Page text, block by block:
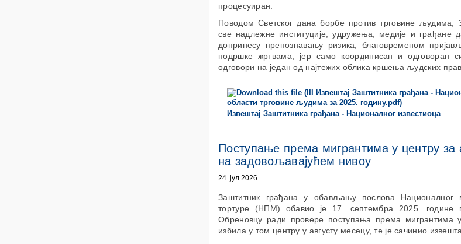
процесуиран.
Поводом Светског дана борбе против трговине људима,
све надлежне институције, удружења, медије и грађане
допринесу препознавању ризика, благовременом
подршке жртвама, јер само координисан и одговоран
одговори на један од најтежих облика кршења људских
Извештај Заштитника грађана - Националног известиоца
Поступање према мигрантима у центру за
на задовољавајућем нивоу
24. јул 2026.
Заштитник грађана у обављању послова Националног
тортуре (НПМ) обавио је 17. септембра 2025. године
Обреновцу ради провере поступања према мигрантима
избила у том центру у августу месецу, те је сачинио